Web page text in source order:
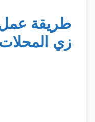
طريقة
زي المحلات